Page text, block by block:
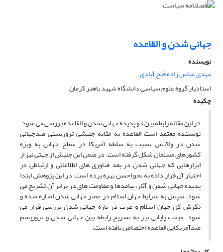
جهانی شدن و القاعده
نویسنده
مهدی عباس زاده فتح آبادی
استادیار گروه علوم سیاسی دانشگاه شهید باهنر کرمان
چکیده
در این مقاله رابطه بین دو پدیده جهانی شدن و القاعده بررسی می شود.
نویسنده معتقد است القاعده به مثابه جنبشی تروریستی ضدجهانی
شدن در واکنش نسبت به سلطه آمریکا در سطح جهانی به ویژه
کشورهای مسلمان شکل گرفته است. در ضمن این جنبش از جهتی نیز از
ابزارهایی که جهانی شدن در بعد فناوری های اطلاعاتی و ارتباطی در
اختیار آن قرار داده به نحو احسن بهره برده است. در این پژوهش ابتدا
پدیده جهانی شدن و آثار، پیامدها و مقاومت‌ های در برابر آن تشریح می
شود. سپس به شرایط جهان اسلام در عصر جهانی شدن اشاره شده و
نگرش کل جهان اسلام و عرب در باره جهانی شدن بررسی قرار می
شود. مبحث پایانی نیز به تشریح رابطه بین جهانی شدن و تروریسم
ضدآمریکایی القاعده اختصاص یافته است.